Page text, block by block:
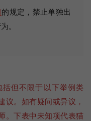
的规定，禁止单独出
。
但不限于以下举例类
议。如有疑问或异议，
。下表中未知项代表猫